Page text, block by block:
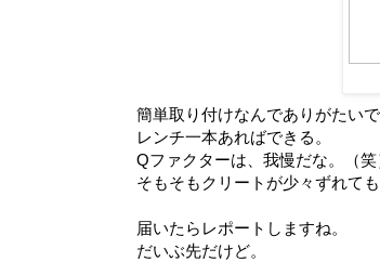
簡単取り付けなんでありがたいで
レンチ一本あればできる。
Qファクターは、我慢だな。（笑
そもそもクリートが少々ずれて
届いたらレポートしますね。
だいぶ先だけど。